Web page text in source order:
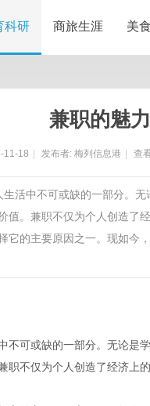
科研 商旅生涯 美
兼职的魅
11-18 发布者: 梅列信息港 查
活中不可或缺的一部分。
值。兼职不仅为个人创造了
它的主要原因之一。现如今
不可或缺的一部分。无论是
职不仅为个人创造了经济上